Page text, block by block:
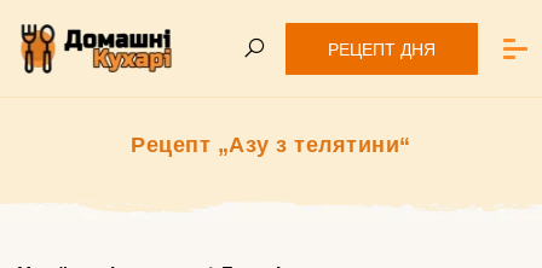
РЕЦЕПТ ДНЯ
Рецепт „Азу з телятини“